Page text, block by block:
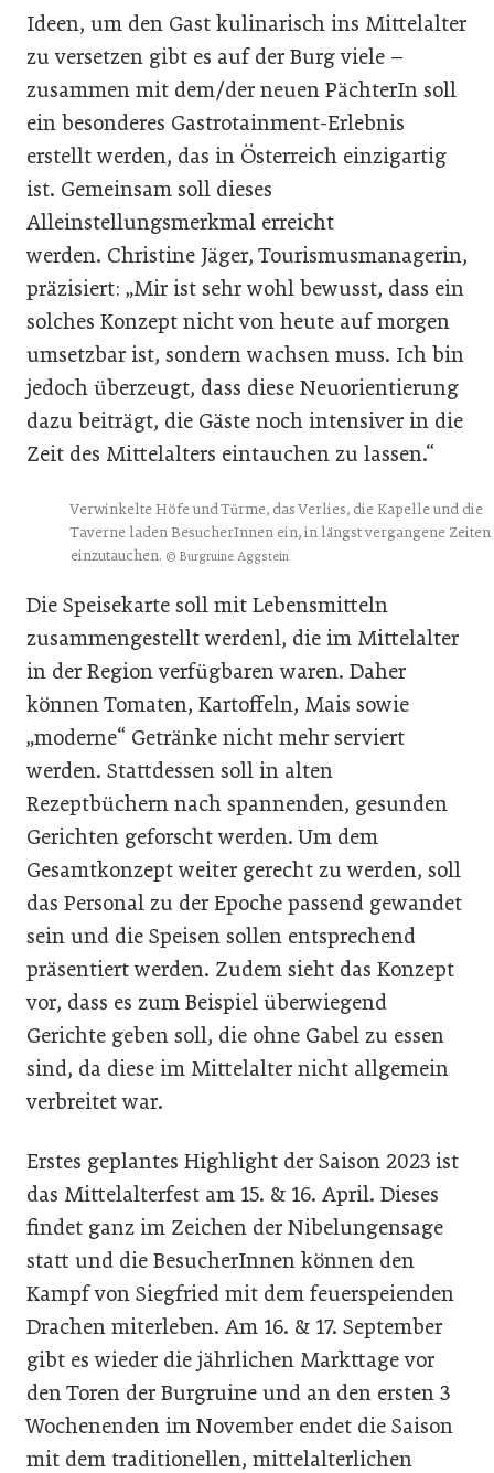
Ideen, um den Gast kulinarisch ins Mittelalter
zu versetzen gibt es auf der Burg viele –
zusammen mit dem/der neuen PächterIn soll
ein besonderes Gastrotainment-Erlebnis
erstellt werden, das in Österreich einzigartig
ist. Gemeinsam soll dieses
Alleinstellungsmerkmal erreicht
werden. Christine Jäger, Tourismusmanagerin,
präzisiert: „Mir ist sehr wohl bewusst, dass ein
solches Konzept nicht von heute auf morgen
umsetzbar ist, sondern wachsen muss. Ich bin
jedoch überzeugt, dass diese Neuorientierung
dazu beiträgt, die Gäste noch intensiver in die
Zeit des Mittelalters eintauchen zu lassen.“
Verwinkelte Höfe und Türme, das Verlies, die Kapelle und die
Taverne laden BesucherInnen ein, in längst vergangene Zeiten
einzutauchen. © Burgruine Aggstein
Die Speisekarte soll mit Lebensmitteln
zusammengestellt werdenl, die im Mittelalter
in der Region verfügbaren waren. Daher
können Tomaten, Kartoffeln, Mais sowie
„moderne“ Getränke nicht mehr serviert
werden. Stattdessen soll in alten
Rezeptbüchern nach spannenden, gesunden
Gerichten geforscht werden. Um dem
Gesamtkonzept weiter gerecht zu werden, soll
das Personal zu der Epoche passend gewandet
sein und die Speisen sollen entsprechend
präsentiert werden. Zudem sieht das Konzept
vor, dass es zum Beispiel überwiegend
Gerichte geben soll, die ohne Gabel zu essen
sind, da diese im Mittelalter nicht allgemein
verbreitet war.
Erstes geplantes Highlight der Saison 2023 ist
das Mittelalterfest am 15. & 16. April. Dieses
findet ganz im Zeichen der Nibelungensage
statt und die BesucherInnen können den
Kampf von Siegfried mit dem feuerspeienden
Drachen miterleben. Am 16. & 17. September
gibt es wieder die jährlichen Markttage vor
den Toren der Burgruine und an den ersten 3
Wochenenden im November endet die Saison
mit dem traditionellen, mittelalterlichen